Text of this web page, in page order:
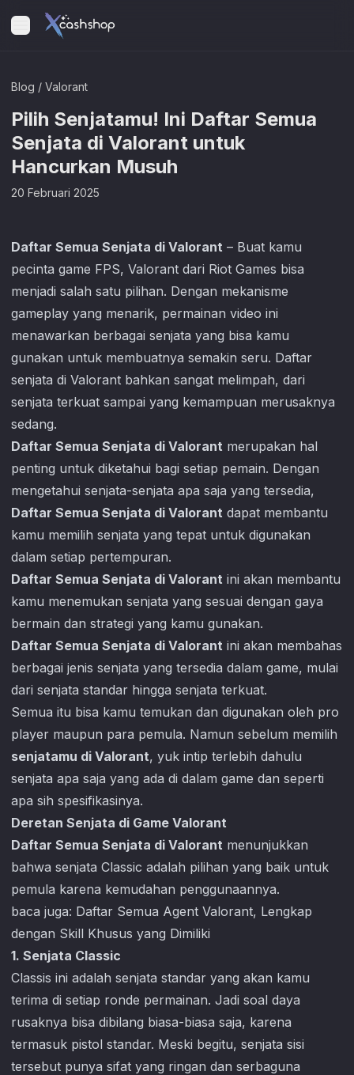
Blog / Valorant
Pilih Senjatamu! Ini Daftar Semua
Senjata di Valorant untuk
Hancurkan Musuh
20 Februari 2025
Daftar Semua Senjata di Valorant – Buat kamu
pecinta game FPS, Valorant dari Riot Games bisa
menjadi salah satu pilihan. Dengan mekanisme
gameplay yang menarik, permainan video ini
menawarkan berbagai senjata yang bisa kamu
gunakan untuk membuatnya semakin seru. Daftar
senjata di Valorant bahkan sangat melimpah, dari
senjata terkuat sampai yang kemampuan merusaknya
sedang.
Daftar Semua Senjata di Valorant merupakan hal
penting untuk diketahui bagi setiap pemain. Dengan
mengetahui senjata-senjata apa saja yang tersedia,
Daftar Semua Senjata di Valorant dapat membantu
kamu memilih senjata yang tepat untuk digunakan
dalam setiap pertempuran.
Daftar Semua Senjata di Valorant ini akan membantu
kamu menemukan senjata yang sesuai dengan gaya
bermain dan strategi yang kamu gunakan.
Daftar Semua Senjata di Valorant ini akan membahas
berbagai jenis senjata yang tersedia dalam game, mulai
dari senjata standar hingga senjata terkuat.
Semua itu bisa kamu temukan dan digunakan oleh pro
player maupun para pemula. Namun sebelum memilih
senjatamu di Valorant, yuk intip terlebih dahulu
senjata apa saja yang ada di dalam game dan seperti
apa sih spesifikasinya.
Deretan Senjata di Game Valorant
Daftar Semua Senjata di Valorant menunjukkan
bahwa senjata Classic adalah pilihan yang baik untuk
pemula karena kemudahan penggunaannya.
baca juga: Daftar Semua Agent Valorant, Lengkap
dengan Skill Khusus yang Dimiliki
1. Senjata Classic
Classis ini adalah senjata standar yang akan kamu
terima di setiap ronde permainan. Jadi soal daya
rusaknya bisa dibilang biasa-biasa saja, karena
termasuk pistol standar. Meski begitu, senjata sisi
tersebut punya sifat yang ringan dan serbaguna